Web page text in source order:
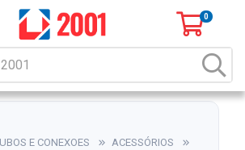
0
E CONEXOES
ACESSÓRIOS